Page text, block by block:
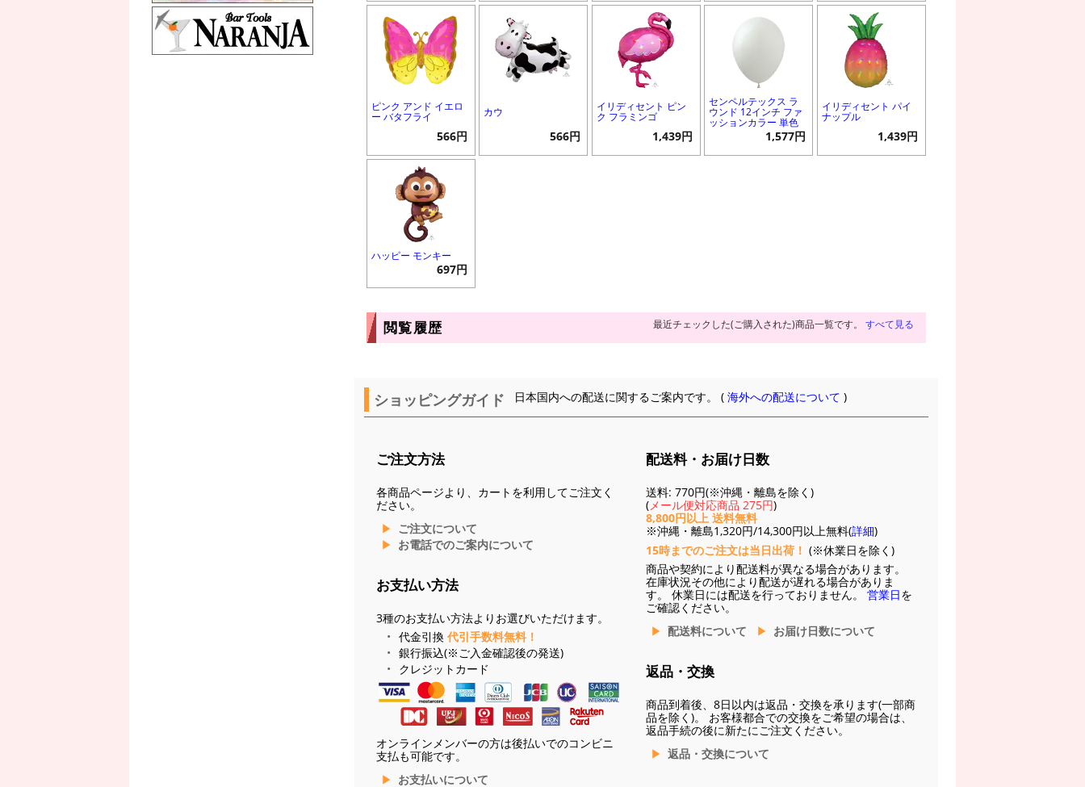
ピンク アンド イエロ
ー バタフライ
566円
カウ
566円
イリディセント ピン
ク フラミンゴ
1,439円
センペルテックス ラ
ウンド 12インチ ファ
ッションカラー 単色
1,577円
イリディセント パイ
ナップル
1,439円
ハッピー モンキー
697円
閲覧履歴 最近チェックした(ご購入された)商品一覧です。 すべて見る
ショッピングガイド 日本国内への配送に関するご案内です。 (海外への配送について )
ご注文方法
各商品ページより、カートを利用してご注文く
ださい。
ご注文について
お電話でのご案内について
お支払い方法
3種のお支払い方法よりお選びいただけます。
代金引換 代引手数料無料！
銀行振込(※ご入金確認後の発送)
クレジットカード
オンラインメンバーの方は後払いでのコンビニ
支払も可能です。
お支払いについて
配送料・お届け日数
送料: 770円(※沖縄・離島を除く)
(メール便対応商品 275円)
8,800円以上 送料無料
※沖縄・離島1,320円/14,300円以上無料(詳細)
15時までのご注文は当日出荷！ (※休業日を除く)
商品や契約により配送料が異なる場合があります。
在庫状況その他により配送が遅れる場合がありま
す。 休業日には配送を行っておりません。 営業日を
ご確認ください。
配送料について
お届け日数について
返品・交換
商品到着後、8日以内は返品・交換を承ります(一部商
品を除く)。 お客様都合での交換をご希望の場合は、
返品手続の後に新たにご注文ください。
返品・交換について